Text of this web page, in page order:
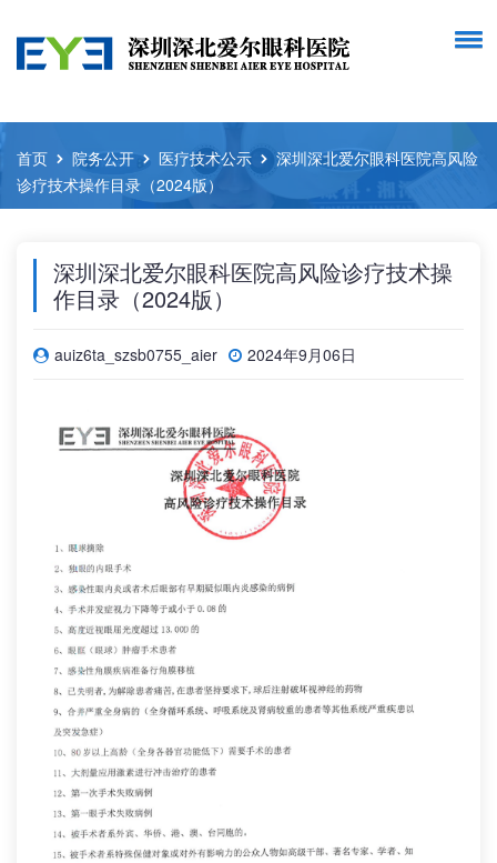
首页 院务公开 医疗技术公示
深圳深北爱尔眼科医院高风险
诊疗技术操作目录（2024版）
深圳深北爱尔眼科医院高风险诊疗技术操
作目录（2024版）
auiz6ta_szsb0755_aier 2024年9月06日